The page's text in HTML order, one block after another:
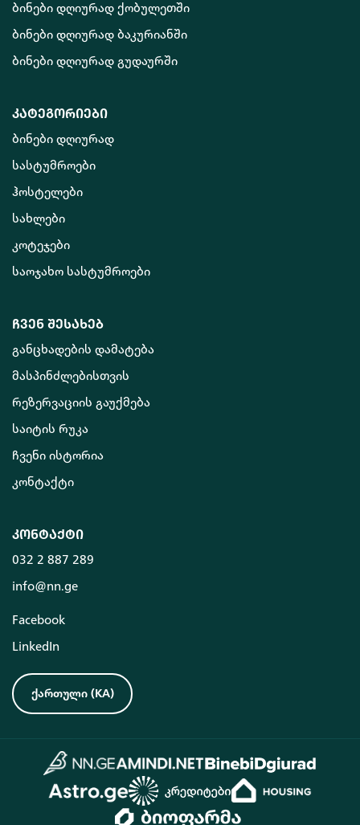
ბინები დღიურად ქობულეთში
ბინები დღიურად ბაკურიანში
ბინები დღიურად გუდაურში
კატეგორიები
ბინები დღიურად
სასტუმროები
ჰოსტელები
სახლები
კოტეჯები
საოჯახო სასტუმროები
ჩვენ შესახებ
განცხადების დამატება
მასპინძლებისთვის
რეზერვაციის გაუქმება
საიტის რუკა
ჩვენი ისტორია
კონტაქტი
კონტაქტი
032 2 887 289
info@nn.ge
Facebook
LinkedIn
ქართული (KA)